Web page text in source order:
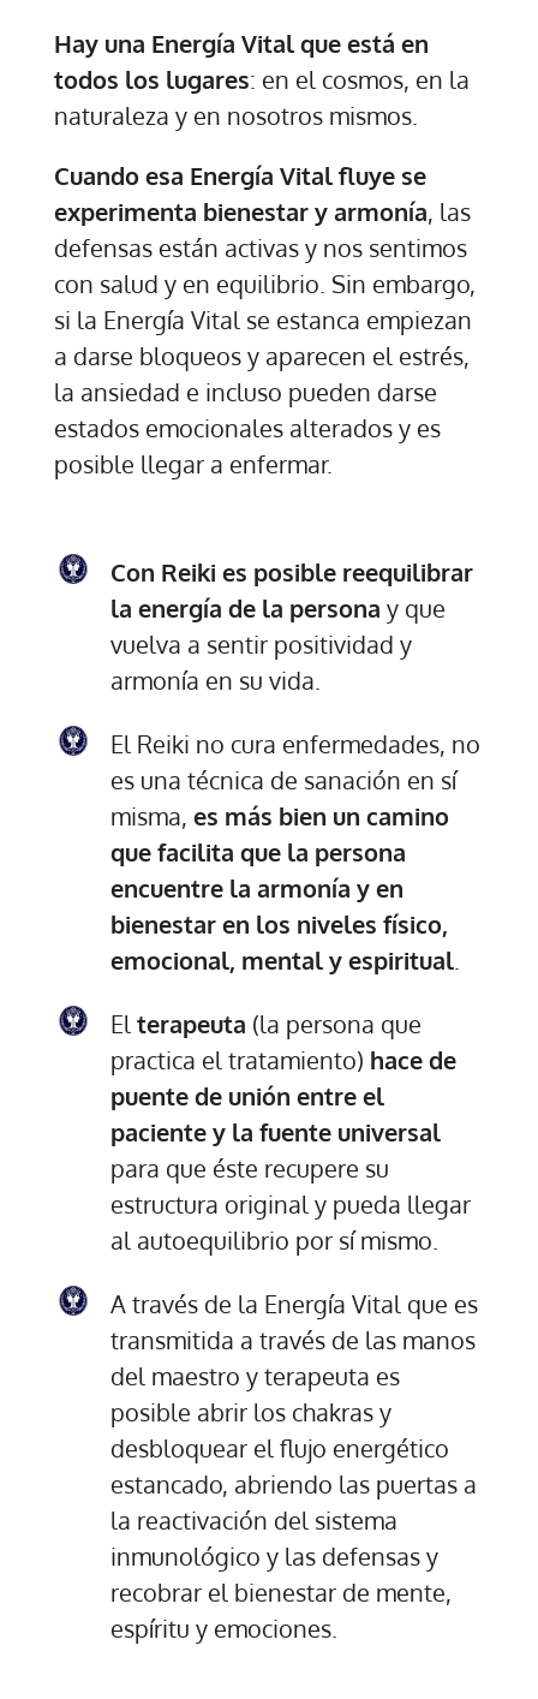
Hay una Energía Vital que está en
todos los lugares: en el cosmos, en la
naturaleza y en nosotros mismos.
Cuando esa Energía Vital fluye se
experimenta bienestar y armonía, las
defensas están activas y nos sentimos
con salud y en equilibrio. Sin embargo,
si la Energía Vital se estanca empiezan
a darse bloqueos y aparecen el estrés,
la ansiedad e incluso pueden darse
estados emocionales alterados y es
posible llegar a enfermar.
Con Reiki es posible reequilibrar
la energía de la persona y que
vuelva a sentir positividad y
armonía en su vida.
El Reiki no cura enfermedades, no
es una técnica de sanación en sí
misma, es más bien un camino
que facilita que la persona
encuentre la armonía y en
bienestar en los niveles físico,
emocional, mental y espiritual.
El terapeuta (la persona que
practica el tratamiento) hace de
puente de unión entre el
paciente y la fuente universal
para que éste recupere su
estructura original y pueda llegar
al autoequilibrio por sí mismo.
A través de la Energía Vital que es
transmitida a través de las manos
del maestro y terapeuta es
posible abrir los chakras y
desbloquear el flujo energético
estancado, abriendo las puertas a
la reactivación del sistema
inmunológico y las defensas y
recobrar el bienestar de mente,
espíritu y emociones.